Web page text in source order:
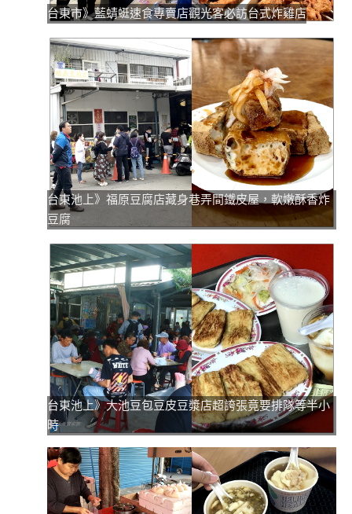
台東市》藍蜻蜓速食專賣店觀光客必訪台式炸雞店
台東池上》福原豆腐店藏身巷弄間鐵皮屋，軟嫩酥香炸
豆腐
台東池上》大池豆包豆皮豆漿店超誇張竟要排隊等半小
時